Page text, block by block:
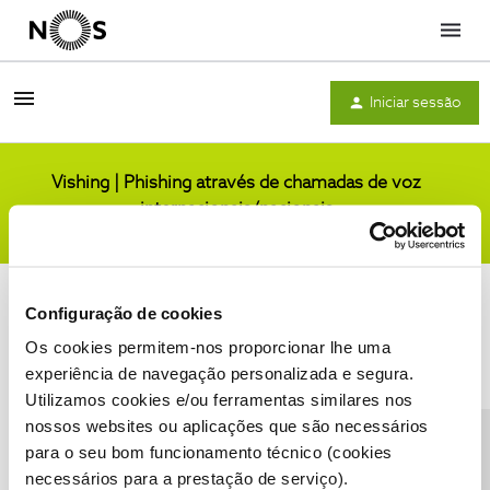
Configuração de cookies
Os cookies permitem-nos proporcionar lhe uma
experiência de navegação personalizada e segura.
Utilizamos cookies e/ou ferramentas similares nos
nossos websites ou aplicações que são necessários
para o seu bom funcionamento técnico (cookies
necessários para a prestação de serviço).
Menu
Iniciar sessão
Vishing | Phishing através de chamadas de voz
internacionais/nacionais
Condições do Fórum NOS Accessibility statement